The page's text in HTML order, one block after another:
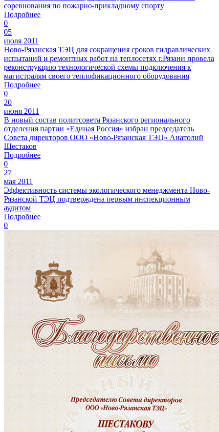
соревнования по пожарно-прикладному спорту
Подробнее
0
05
июля 2011
Ново-Рязанская ТЭЦ для сокращения сроков гидравлических
испытаний и ремонтных работ на теплосетях г.Рязани провела
реконструкцию технологической схемы подключения к
магистралям своего теплофикационного оборудования
Подробнее
0
20
июня 2011
В новый состав политсовета Рязанского регионального
отделения партии «Единая Россия» избран председатель
Совета директоров ООО «Ново-Рязанская ТЭЦ» Анатолий
Шестаков
Подробнее
0
27
мая 2011
Эффективность системы экологического менеджмента Ново-
Рязанской ТЭЦ подтверждена первым инспекционным
аудитом
Подробнее
0